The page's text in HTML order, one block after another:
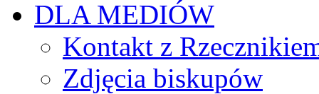
DLA MEDIÓW
Kontakt z
Zdjęcia biskupów